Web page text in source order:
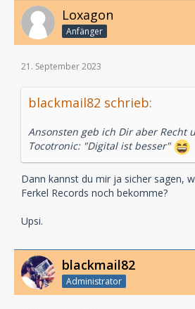
Loxagon
Anfänger
21. September 2023
blackmail82 schrieb:
Ansonsten geb ich Dir aber Recht
Tocotronic: "Digital ist besser"
Dann kannst du mir ja sicher sagen,
Ferkel Records noch bekomme?
Upsi.
blackmail82
Administrator